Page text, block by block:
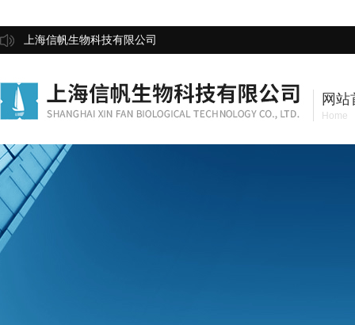
上海信帆生物科技有限公司
网站
Home